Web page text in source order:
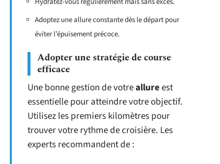
Adoptez une allure constante dès le départ pour
éviter l’épuisement précoce.
Adopter une stratégie de course
efficace
Une bonne gestion de votreallureest
essentielle pour atteindre votre objectif.
Utilisez les premiers kilomètres pour
trouver votre rythme de croisière. Les
experts recommandent de :